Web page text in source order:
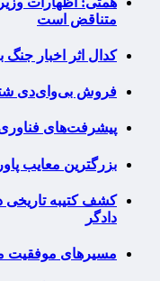
متناقض است
کدال اثر اخبار
فروش بی‌وای‌دی
پیشرفت‌های
بزرگترین معایب
کشف کتیبه تاریخی
دادگر
مسیرهای موفقیت